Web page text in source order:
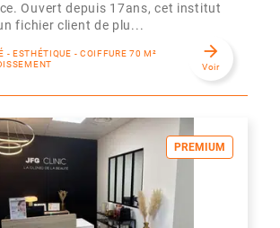
Ouvert depuis 17ans, cet institut
fichier client de plu...
- ESTHÉTIQUE - COIFFURE 70 M²
arrow_forward
Voir
PREMIUM